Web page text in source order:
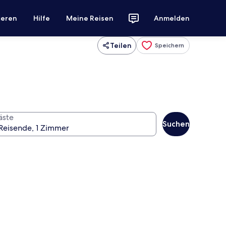
Hilfe Meine Reisen Anmelden
Teilen Speichern
Suchen